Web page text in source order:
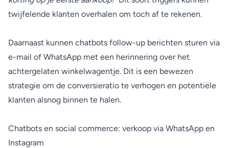
twijfelende klanten overhalen om toch af te rekenen.
Daarnaast kunnen chatbots follow-up berichten sturen via
e-mail of WhatsApp met een herinnering over het
achtergelaten winkelwagentje. Dit is een bewezen
strategie om de conversieratio te verhogen en potentiële
klanten alsnog binnen te halen.
Chatbots en social commerce: verkoop via WhatsApp en
Instagram